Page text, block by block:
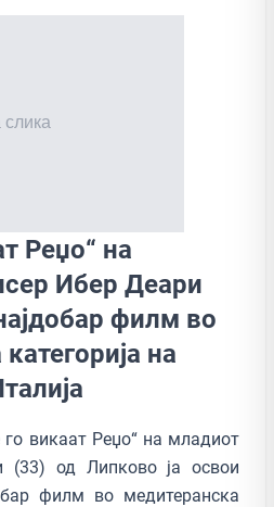
Реџо“ на
Ибер Деари
филм во
на
викаат Реџо“ на младиот
(33) од Липково ја освои
филм во медитеранска